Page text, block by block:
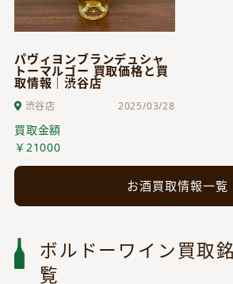
パヴィヨンブランデュシャ
トーマルゴー 買取価格と買
取情報｜渋谷店
渋谷店 2025/03/28
買取金額
￥21000
お酒買取情報一覧
ボルドーワイン買取
覧